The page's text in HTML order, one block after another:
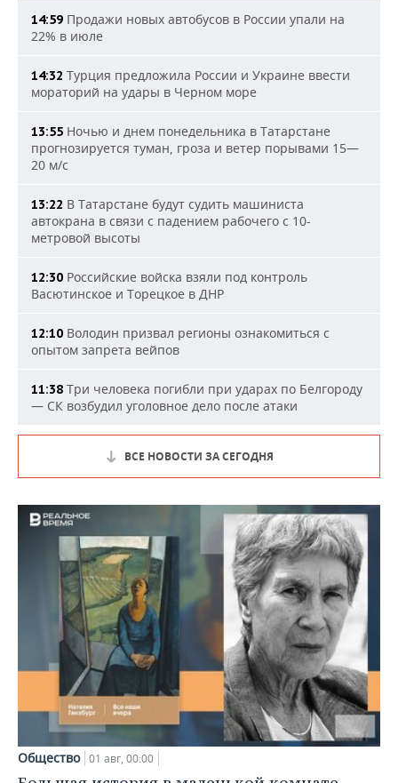
14:59 Продажи новых автобусов в России упали на
22% в июле
14:32 Турция предложила России и Украине ввести
мораторий на удары в Черном море
13:55 Ночью и днем понедельника в Татарстане
прогнозируется туман, гроза и ветер порывами 15—
20 м/с
13:22 В Татарстане будут судить машиниста
автокрана в связи с падением рабочего с 10-
метровой высоты
12:30 Российские войска взяли под контроль
Васютинское и Торецкое в ДНР
12:10 Володин призвал регионы ознакомиться с
опытом запрета вейпов
11:38 Три человека погибли при ударах по Белгороду
— СК возбудил уголовное дело после атаки
ВСЕ НОВОСТИ ЗА СЕГОДНЯ
Общество 01 авг, 00:00